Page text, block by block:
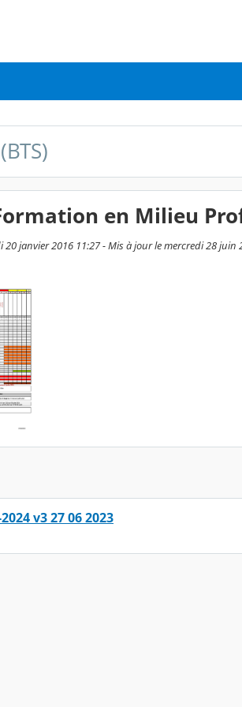
en Milieu
janvier 2016 11:27 - Mis à jour le mercredi 28 juin
v3 27 06 2023